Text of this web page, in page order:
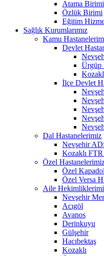
Atama Birimi
Özlük Birimi
Eğitim
Sağlık Kurumlarımız
Kamu
Devlet
Ürgüp
İlçe Devlet
Dal Hastanelerimiz
Nevşehir
Kozaklı FTR
Özel
Özel
Özel Versa
Aile
Nevşehir
Acıgöl
Avanos
Derinkuyu
Gülşehir
Hacıbektaş
Kozaklı